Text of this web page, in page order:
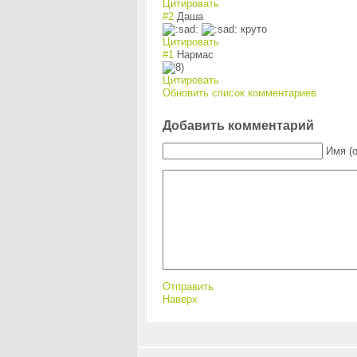
Цитировать
#2 Даша
круто
Цитировать
#1 Нармас
Цитировать
Обновить список комментариев
Добавить комментарий
Имя
Отправить
Наверх